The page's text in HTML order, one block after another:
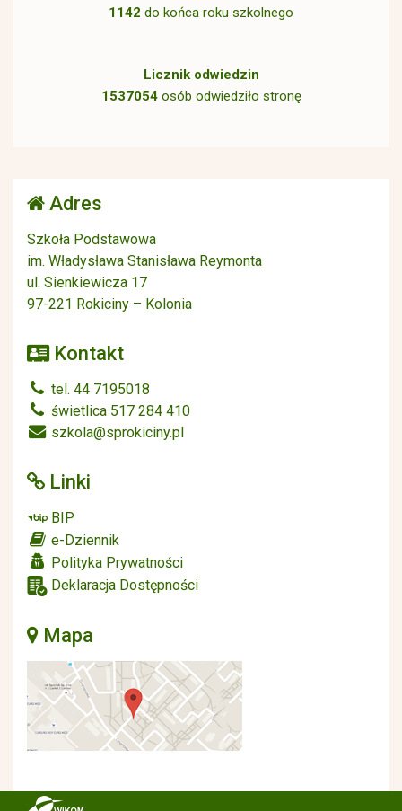
1142 do końca roku szkolnego
Licznik odwiedzin
1537054osób odwiedziło stronę
Adres
Szkoła Podstawowa
im. Władysława Stanisława Reymonta
ul. Sienkiewicza 17
97-221 Rokiciny – Kolonia
Kontakt
tel. 44 7195018
świetlica 517 284 410
szkola@sprokiciny.pl
Linki
BIP
e-Dziennik
Polityka Prywatności
Deklaracja Dostępności
Mapa